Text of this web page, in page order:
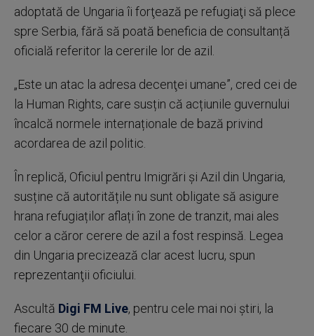
adoptată de Ungaria îi forţează pe refugiaţi să plece
spre Serbia, fără să poată beneficia de consultanță
oficială referitor la cererile lor de azil.
„Este un atac la adresa decenţei umane”, cred cei de
la Human Rights, care susțin că acțiunile guvernului
încalcă normele internaționale de bază privind
acordarea de azil politic.
În replică, Oficiul pentru Imigrări și Azil din Ungaria,
susține că autoritățile nu sunt obligate să asigure
hrana refugiaților aflați în zone de tranzit, mai ales
celor a căror cerere de azil a fost respinsă. Legea
din Ungaria precizează clar acest lucru, spun
reprezentanţii oficiului.
Ascultă Digi FM Live, pentru cele mai noi știri, la
fiecare 30 de minute.